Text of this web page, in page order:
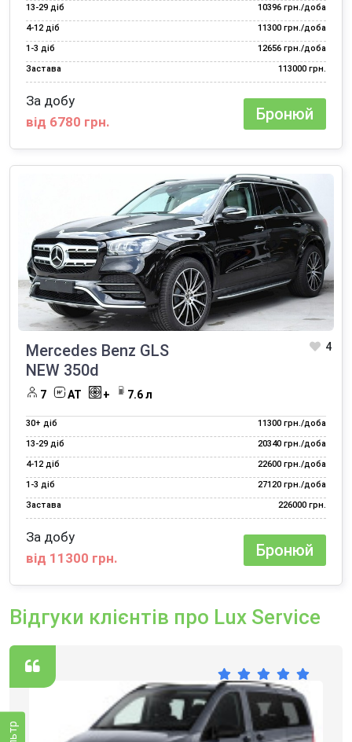
13‑29 діб
10396 грн./доба
4‑12 діб
11300 грн./доба
1‑3 діб
12656 грн./доба
Застава
113000 грн.
За добу
від 6780 грн.
Бронюй
Mercedes Benz GLS
NEW 350d
4
7 АТ + 7.6 л
30+ діб
11300 грн./доба
13‑29 діб
20340 грн./доба
4‑12 діб
22600 грн./доба
1‑3 діб
27120 грн./доба
Застава
226000 грн.
За добу
від 11300 грн.
Бронюй
Відгуки клієнтів про Lux Service